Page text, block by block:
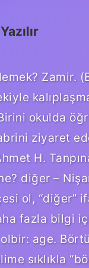
Zamir.
okulda
ziyaret
H.
diğer –
ol, “diğer”
fazla bilgi
age.
sıklıkla